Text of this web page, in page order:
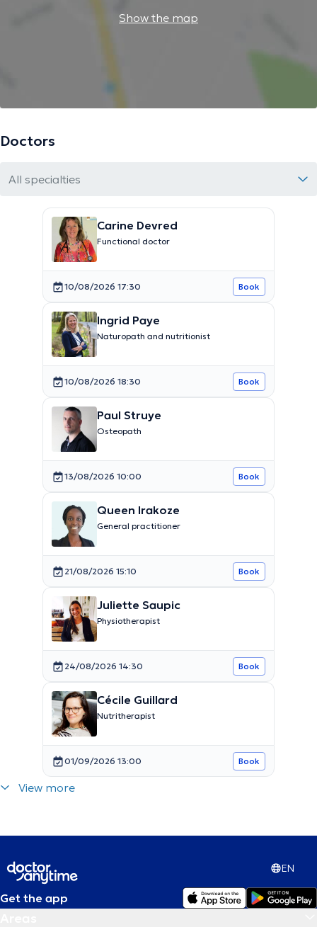
Show the map
Doctors
All specialties
Carine Devred
Functional doctor
10/08/2026 17:30 Book
Ingrid Paye
Naturopath and nutritionist
10/08/2026 18:30 Book
Paul Struye
Osteopath
13/08/2026 10:00 Book
Queen Irakoze
General practitioner
21/08/2026 15:10 Book
Juliette Saupic
Physiotherapist
24/08/2026 14:30 Book
Cécile Guillard
Nutritherapist
01/09/2026 13:00 Book
View more
EN
Get the app